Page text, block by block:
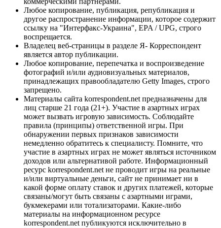
Любое копирование, публикация, републикация и
другое распространение информации, которое содержит
ссылку на "Интерфакс-Украина", EPA / UPG, строго
воспрещается.
Владелец веб-страницы в разделе Я- Корреспондент
является автор публикации.
Любое копирование, перепечатка и воспроизведение
фотографий и/или аудиовизуальных материалов,
принадлежащих правообладателю Getty Images, строго
запрещено.
Материалы сайта korrespondent.net предназначены для
лиц старше 21 года (21+). Участие в азартных играх
может вызвать игровую зависимость. Соблюдайте
правила (принципы) ответственной игры. При
обнаружении первых признаков зависимости
немедленно обратитесь к специалисту. Помните, что
участие в азартных играх не может являться источником
доходов или альтернативой работе. Информационный
ресурс korrespondent.net не проводит игры на реальные
и/или виртуальные деньги, сайт не принимает ни в
какой форме оплату ставок и других платежей, которые
связаны/могут быть связаны с азартными играми,
букмекерами или тотализаторами. Какие-либо
материалы на информационном ресурсе
korrespondent.net публикуются исключительно в